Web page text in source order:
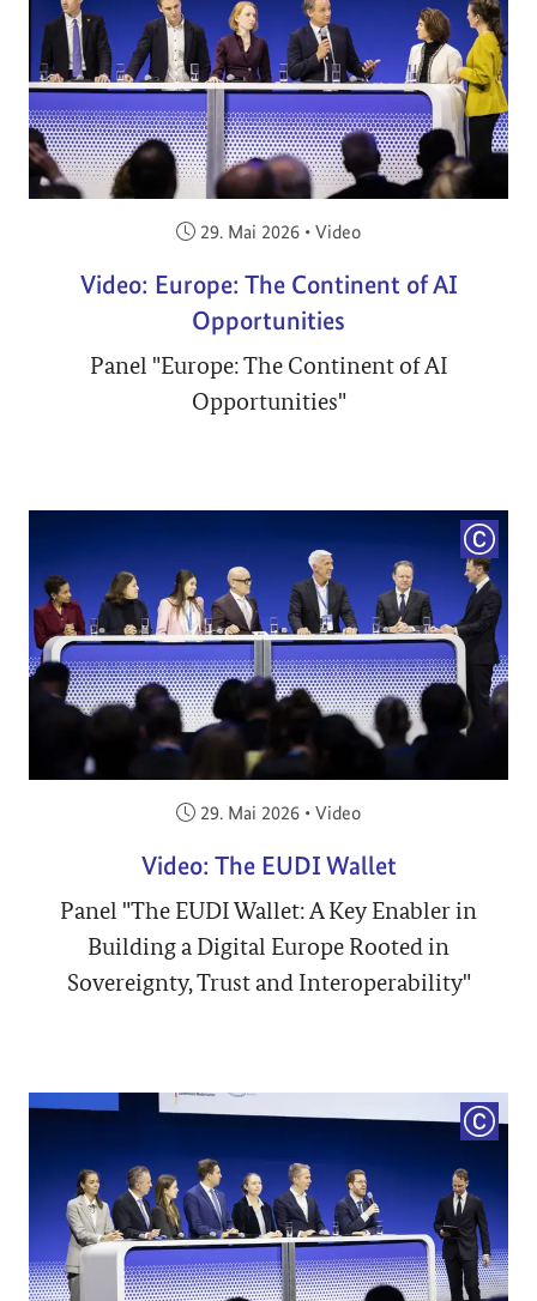
Veröffentlicht am:
29. Mai 2026 • Video
Video: Europe: The Continent of AI
Opportunities
Panel "Europe: The Continent of AI
Opportunities"
Veröffentlicht am:
29. Mai 2026 • Video
Video: The EUDI Wallet
Panel "The EUDI Wallet: A Key Enabler in
Building a Digital Europe Rooted in
Sovereignty, Trust and Interoperability"